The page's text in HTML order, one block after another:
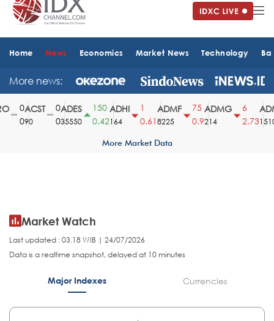
Home News Economics Market News Technology
More news:
ACST
90
ADES
35550
150
0.42
ADHI
164
0.61
ADMF
8225
75
0.9
ADMG
214
2.731510
More Market Data
Market Watch
Last updated : 03.18 WIB | 24/07/2026
Data is a realtime snapshot, delayed at 10 minutes
Major Indexes Currencies